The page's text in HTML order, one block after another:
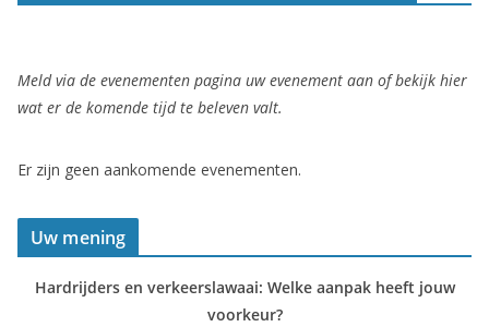
Meld via de evenementen pagina uw evenement aan of bekijk hier
wat er de komende tijd te beleven valt.
Er zijn geen aankomende evenementen.
Uw mening
Hardrijders en verkeerslawaai: Welke aanpak heeft jouw
voorkeur?